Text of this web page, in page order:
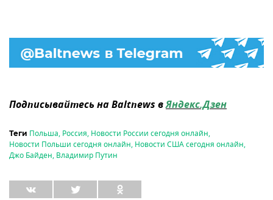
Подписывайтесь на Baltnews вЯндекс.Дзен
Теги Польша, Россия, Новости России сегодня онлайн,
Новости Польши сегодня онлайн, Новости США сегодня онлайн,
Джо Байден, Владимир Путин